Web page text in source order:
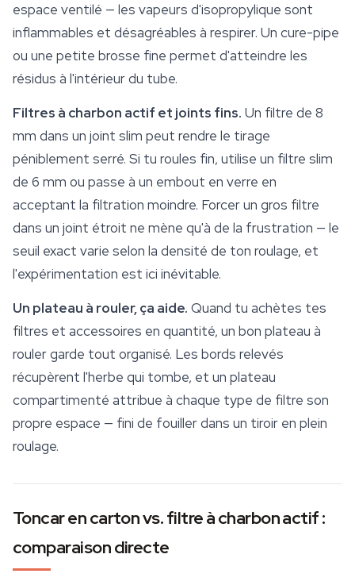
espace ventilé — les vapeurs d'isopropylique sont
inflammables et désagréables à respirer. Un cure-pipe
ou une petite brosse fine permet d'atteindre les
résidus à l'intérieur du tube.
Filtres à charbon actif et joints fins. Un filtre de 8
mm dans un joint slim peut rendre le tirage
péniblement serré. Si tu roules fin, utilise un filtre slim
de 6 mm ou passe à un embout en verre en
acceptant la filtration moindre. Forcer un gros filtre
dans un joint étroit ne mène qu'à de la frustration — le
seuil exact varie selon la densité de ton roulage, et
l'expérimentation est ici inévitable.
Un plateau à rouler, ça aide. Quand tu achètes tes
filtres et accessoires en quantité, un bon plateau à
rouler garde tout organisé. Les bords relevés
récupèrent l'herbe qui tombe, et un plateau
compartimenté attribue à chaque type de filtre son
propre espace — fini de fouiller dans un tiroir en plein
roulage.
Toncar en carton vs. filtre à charbon actif :
comparaison directe